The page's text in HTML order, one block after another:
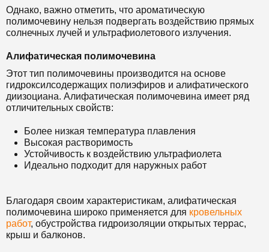
Однако, важно отметить, что ароматическую
полимочевину нельзя подвергать воздействию прямых
солнечных лучей и ультрафиолетового излучения.
Алифатическая полимочевина
Этот тип полимочевины производится на основе
гидроксилсодержащих полиэфиров и алифатического
диизоциана. Алифатическая полимочевина имеет ряд
отличительных свойств:
Более низкая температура плавления
Высокая растворимость
Устойчивость к воздействию ультрафиолета
Идеально подходит для наружных работ
Благодаря своим характеристикам, алифатическая
полимочевина широко применяется для кровельных
работ, обустройства гидроизоляции открытых террас,
крыш и балконов.